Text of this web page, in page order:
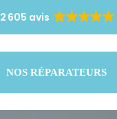
2 605 avis
NOS RÉPARATEURS